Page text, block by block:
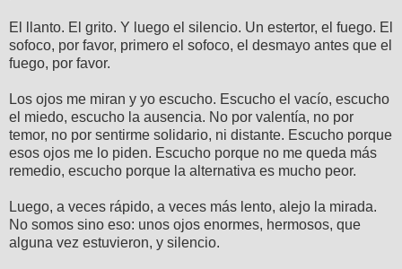
El llanto. El grito. Y luego el silencio. Un estertor, el fuego. El
sofoco, por favor, primero el sofoco, el desmayo antes que el
fuego, por favor.
Los ojos me miran y yo escucho. Escucho el vacío, escucho
el miedo, escucho la ausencia. No por valentía, no por
temor, no por sentirme solidario, ni distante. Escucho porque
esos ojos me lo piden. Escucho porque no me queda más
remedio, escucho porque la alternativa es mucho peor.
Luego, a veces rápido, a veces más lento, alejo la mirada.
No somos sino eso: unos ojos enormes, hermosos, que
alguna vez estuvieron, y silencio.